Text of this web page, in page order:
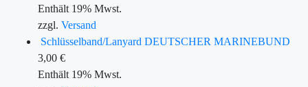
Enthält 19% Mwst.
zzgl. Versand
Schlüsselband/Lanyard DEUTSCHER MARINEBUND
3,00 €
Enthält 19% Mwst.